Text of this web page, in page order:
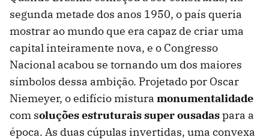
segunda metade dos anos 1950, o país queria
mostrar ao mundo que era capaz de criar uma
capital inteiramente nova, e o Congresso
Nacional acabou se tornando um dos maiores
símbolos dessa ambição. Projetado por Oscar
Niemeyer, o edifício mistura monumentalidade
com soluções estruturais super ousadaspara a
época. As duas cúpulas invertidas, uma convexa